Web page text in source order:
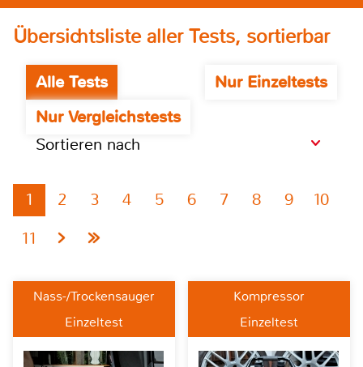
Übersichtsliste aller Tests, sortierbar
Alle Tests
Nur Einzeltests
Nur Vergleichstests
Sortieren nach
1 2 3 4 5 6 7 8 9
10
11
Nass-/Trockensauger
Einzeltest
Kompressor
Einzeltest